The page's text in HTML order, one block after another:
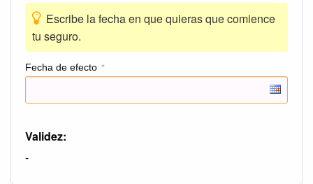
Escribe la fecha en que quieras que comience
tu seguro.
Fecha de efecto *
Validez:
-